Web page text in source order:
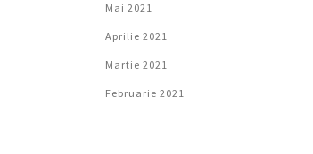
Mai 2021
Aprilie 2021
Martie 2021
Februarie 2021